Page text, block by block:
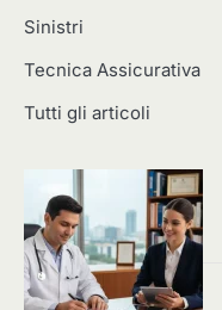
Sinistri
Tecnica Assicurativa
Tutti gli articoli